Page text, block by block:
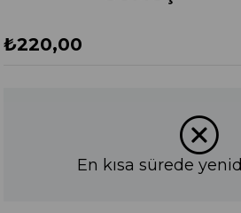
₺220,00
En kısa sürede